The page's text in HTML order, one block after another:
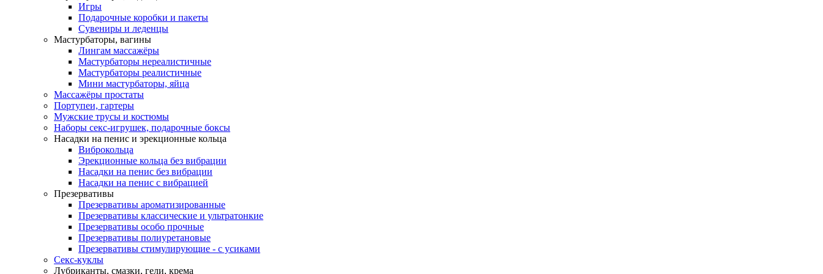
Игры
Подарочные коробки и пакеты
Сувениры и леденцы
Мастурбаторы, вагины
Лингам массажёры
Мастурбаторы нереалистичные
Мастурбаторы реалистичные
Мини мастурбаторы, яйца
Массажёры простаты
Портупеи, гартеры
Мужские трусы и костюмы
Наборы секс-игрушек, подарочные боксы
Насадки на пенис и эрекционные кольца
Виброкольца
Эрекционные кольца без вибрации
Насадки на пенис без вибрации
Насадки на пенис с вибрацией
Презервативы
Презервативы ароматизированные
Презервативы классические и ультратонкие
Презервативы особо прочные
Презервативы полиуретановые
Презервативы стимулирующие - с усиками
Секс-куклы
Лубриканты, смазки, гели, крема